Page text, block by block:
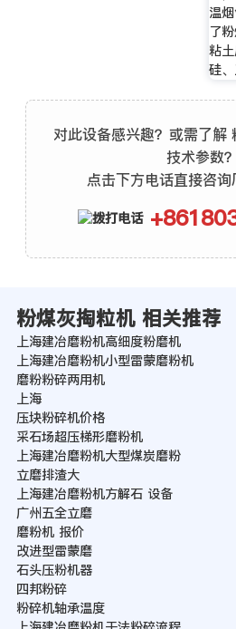
温
了
粘
硅
对此设备感兴趣？或需了解
技术参数？
点击下方电话直接咨询
粉煤灰掏粒机 相关推荐
上海建冶磨粉机高细度粉磨机
上海建冶磨粉机小型雷蒙磨粉机
磨粉粉碎两用机
上海
压块粉碎机价格
采石场超压梯形磨粉机
上海建冶磨粉机大型煤炭磨粉
立磨排渣大
上海建冶磨粉机方解石 设备
广州五全立磨
磨粉机 报价
改进型雷蒙磨
石头压粉机器
四邦粉碎
粉碎机轴承温度